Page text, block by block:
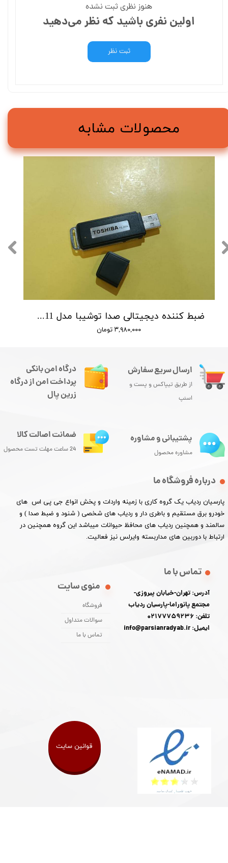
هنوز نظری ثبت نشده
اولین نفری باشید که نظر می‌دهید
ثبت نظر
ضبط کننده دیجیتالی صدا توشیبا مدل Toshiba TS-3111 - حافظه 4 گیگ - شنود صدا
۳,۹۸۰,۰۰۰ تومان
محصولات مشابه
ارسال سریع سفارش
از طریق تیپاکس و پست و
اسنپ
درباره فروشگاه ما
پارسیان ردیاب یک گروه کاری با زمینه واردات و پخش انواع جی پی اس های
خودرو برق مستقیم و باطری دار و ردیاب های شخصی ( شنود و ضبط صدا ) و
سالمند و همچنین ردیاب های محافظ حیوانات میباشد این گروه همچنین در
ارتباط با دوربین های مداربسته وایرلس نیز فعالیت.​​​​​​​
منوی سایت
فروشگاه
سوالات متداول
تماس با ما
تماس با ما
آدرس: تهران-خیابان پیروزی-
مجتمع پانوراما-پارسیان ردیاب
تلفن: 02177759236
ایمیل: info@parsianradyab.ir
درگاه امن بانکی
پرداخت امن از درگاه
زرین پال
پشتیبانی و مشاوره
مشاوره محصول
ضمانت اصالت کالا
24 ساعت مهلت تست محصول
قوانین سایت